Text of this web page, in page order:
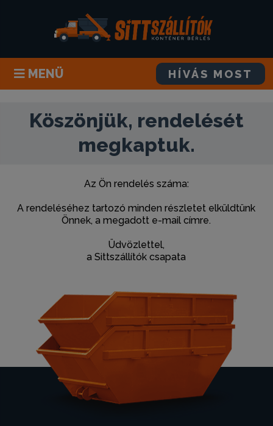
MENÜ HÍVÁS MOST
Köszönjük, rendelését
megkaptuk.
Az Ön rendelés száma:
A rendeléséhez tartozó minden részletet elküldtünk
Önnek, a megadott e-mail címre.
Üdvözlettel,
a Sittszállítók csapata